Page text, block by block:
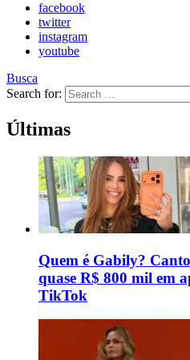
facebook
twitter
instagram
youtube
Busca
Search for:
Últimas
Quem é Gabily?
quase R$ 800 mil em
TikTok